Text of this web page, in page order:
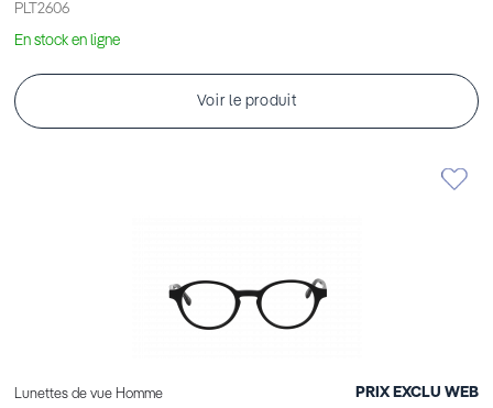
PLT2606
En stock en ligne
Voir le produit
Lunettes de vue Homme PRIX EXCLU WEB